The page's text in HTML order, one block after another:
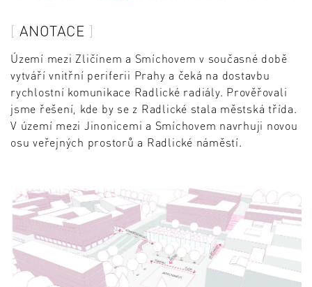
ANOTACE
Území mezi Zličínem a Smíchovem v současné době
vytváří vnitřní periferii Prahy a čeká na dostavbu
rychlostní komunikace Radlické radiály. Prověřovali
jsme řešení, kde by se z Radlické stala městská třída.
V území mezi Jinonicemi a Smíchovem navrhuji novou
osu veřejných prostorů a Radlické náměstí.